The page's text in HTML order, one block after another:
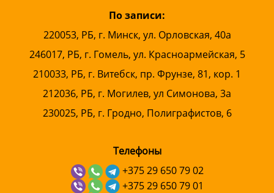
По записи:
220053, РБ, г. Минск, ул. Орловская, 40а
246017, РБ, г. Гомель, ул. Красноармейская, 5
210033, РБ, г. Витебск, пр. Фрунзе, 81, кор. 1
212036, РБ, г. Могилев, ул Симонова, 3а
230025, РБ, г. Гродно, Полиграфистов, 6
Телефоны
+375 29 650 79 02
+375 29 650 79 01